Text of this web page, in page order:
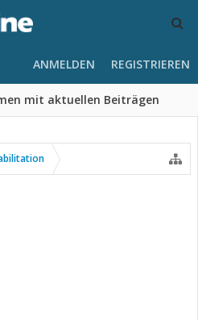
mit aktuellen Beiträgen
ANMELDEN REGISTRIEREN